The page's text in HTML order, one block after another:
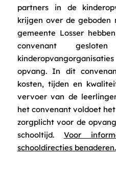
partners in de
krijgen over de geboden
gemeente Losser
convenant
opvang. In dit
kosten, tijden en
vervoer van de
het convenant voldoet
zorgplicht voor de
schooltijd. Voor
schooldirecties benaderen.